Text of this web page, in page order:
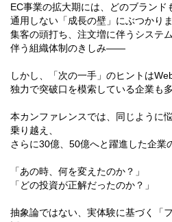
EC事業の拡大期には、どのブラン
通用しない「成長の壁」にぶつかりま
集客の頭打ち、注文増に伴うシステ
伴う組織体制のきしみ――
しかし、「次の一手」のヒントは
独力で突破口を模索している企業も
本カンファレンスでは、同じように
乗り越え、
さらに30億、50億へと躍進した企業
「あの時、何を変えたのか？」
「どの投資が正解だったのか？」
抽象論ではない、実体験に基づく「